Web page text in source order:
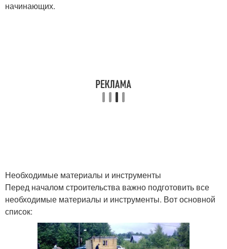
начинающих.
Необходимые материалы и инструменты
Перед началом строительства важно подготовить все
необходимые материалы и инструменты. Вот основной
список: